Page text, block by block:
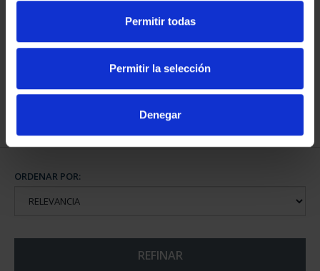
Permitir todas
Permitir la selección
Denegar
"CABEZA DE MUJER
LLO...
ORDENAR POR:
REFINAR